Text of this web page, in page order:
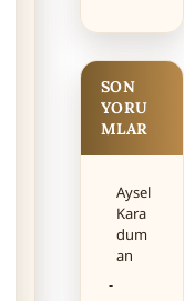
SON
YORU
MLAR
Aysel
Kara
dum
an
-